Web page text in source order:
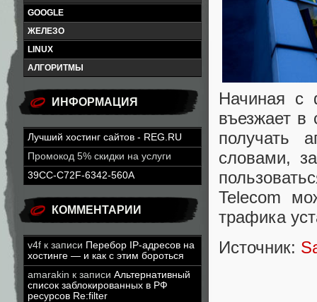
GOOGLE
ЖЕЛЕЗО
LINUX
АЛГОРИТМЫ
ИНФОРМАЦИЯ
Лучший хостинг сайтов - REG.RU
Промокод 5% скидки на услуги
39CC-C72F-6342-560A
КОММЕНТАРИИ
v4f к записи Перебор IP-адресов на
хостинге — и как с этим бороться
amarakin к записи Альтернативный
список заблокированных в РФ
ресурсов Re:filter
Начиная с
въезжает в
получать
словами,
Telecom
трафика
Источник: